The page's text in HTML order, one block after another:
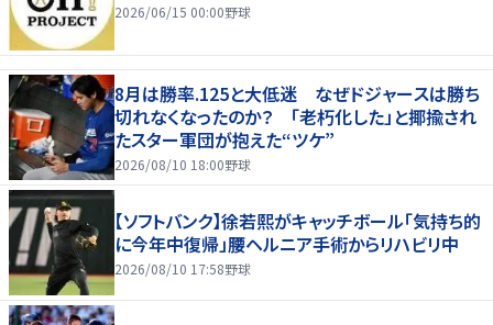
2026/06/15 00:00野球
8月は勝率.125と大低迷 なぜドジャースは勝ち
切れなくなったのか？ 「老朽化した」と揶揄され
たスター軍団が抱えた“ツケ”
2026/08/10 18:00野球
【ソフトバンク】徐若熙がキャッチボール「気持ち的
に今年中復帰」腰ヘルニア手術からリハビリ中
2026/08/10 17:58野球